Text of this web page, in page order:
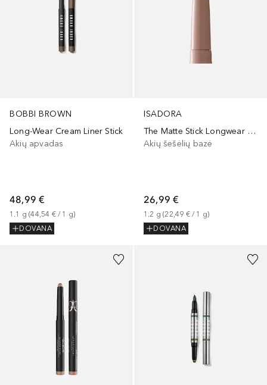
BOBBI BROWN
Long-Wear Cream Liner Stick
Akių apvadas
48,99 €
1.1 g (44,54 € / 1 g)
DOVANA
ISADORA
The Matte Stick Longwear & Water-Resistant Eyeshadow
Akių šešėlių bazė
26,99 €
1.2 g (22,49 € / 1 g)
DOVANA
+22